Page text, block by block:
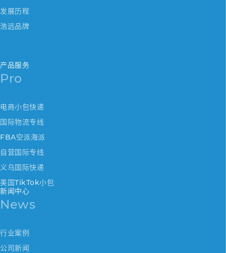
发展历程
浩远品牌
产品服务
Pro
电商小包快递
国际物流专线
FBA空派海派
自营国际专线
义乌国际快递
美国TikTok小包
新闻中心
News
行业案例
公司新闻